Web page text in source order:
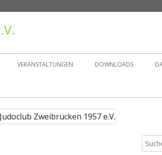
VERANSTALTUNGEN DOWNLOADS